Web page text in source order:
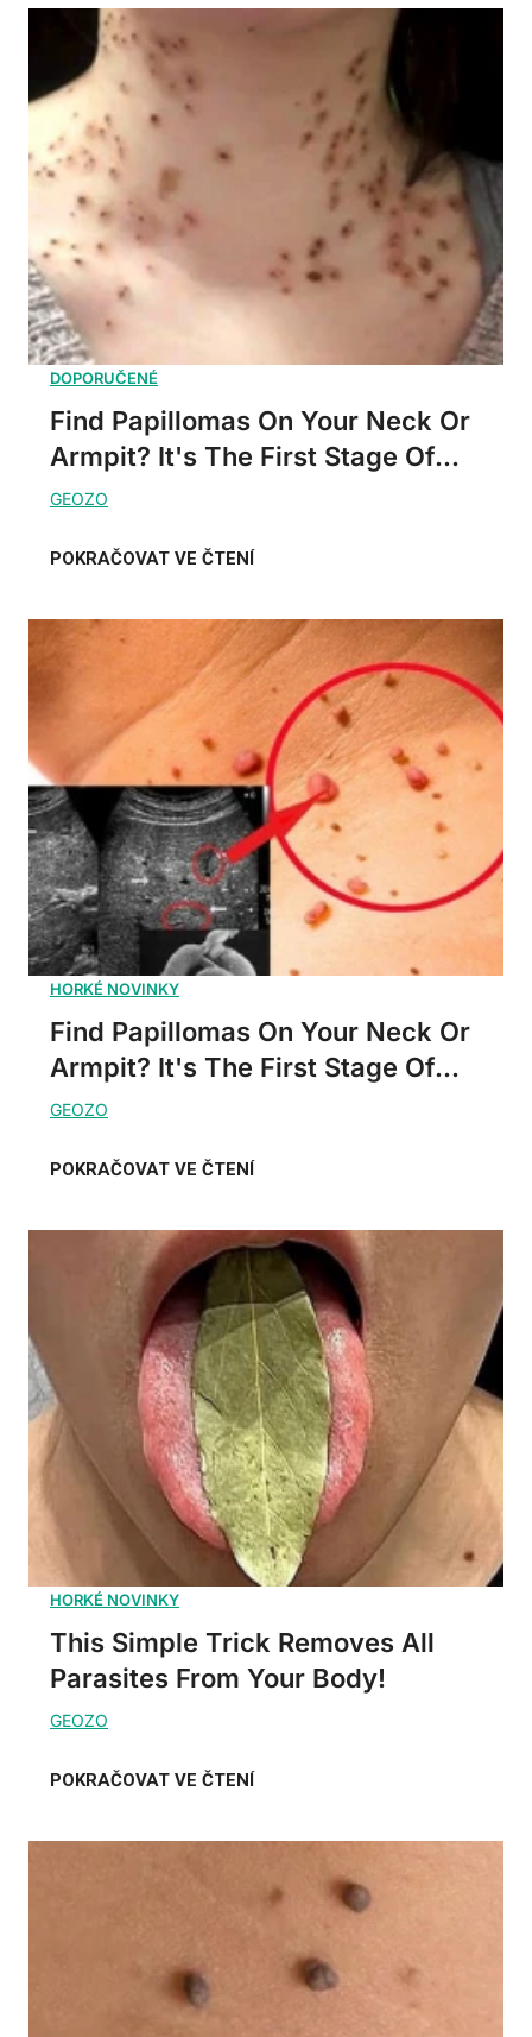
Find Papillomas On Your Neck Or
Armpit? It's The First Stage Of...
Find Papillomas On Your Neck Or
Armpit? It's The First Stage Of...
This Simple Trick Removes All
Parasites From Your Body!